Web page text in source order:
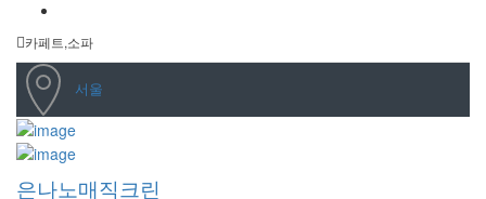
카페트,소파
서울
은나노매직크린